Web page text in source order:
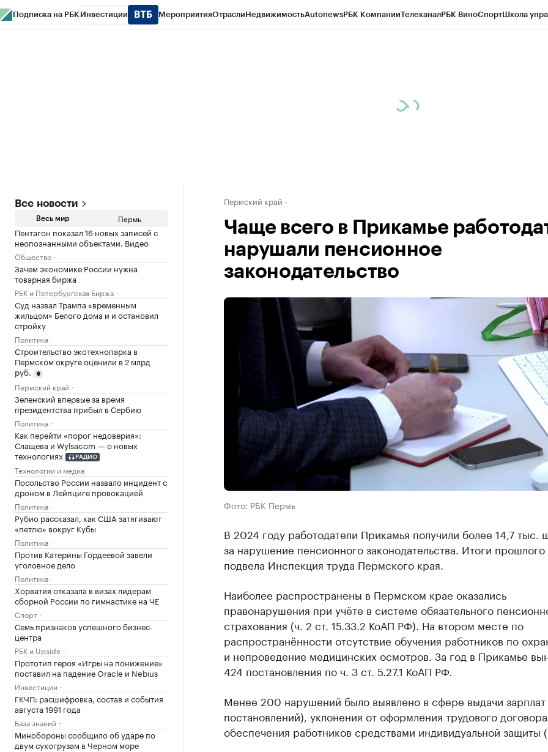
Подписка на РБК Инвестиции МероприятияОтраслиНедвижимостьAutonewsРБК КомпанииТелеканалРБК ВиноСпортШкола
Все новости
Весь мир Пермь
Пентагон показал 16 новых записей с
неопознанными объектами. Видео
Общество
Зачем экономике России нужна
товарная биржа
РБК и Петербургская Биржа
Суд назвал Трампа «временным
жильцом» Белого дома и и остановил
стройку
Политика
Строительство экотехнопарка в
Пермском округе оценили в 2 млрд
руб.
Пермский край
Зеленский впервые за время
президентства прибыл в Сербию
Политика
Как перейти «порог недоверия»:
Слащева и Wylsacom — о новых
технологиях
РАДИО
Технологии и медиа
Посольство России назвало инцидент с
дроном в Лейпциге провокацией
Политика
Рубио рассказал, как США затягивают
«петлю» вокруг Кубы
Политика
Против Катерины Гордеевой завели
уголовное дело
Политика
Хорватия отказала в визах лидерам
сборной России по гимнастике на ЧЕ
Спорт
Семь признаков успешного бизнес-
центра
РБК и Upside
Прототип героя «Игры на понижение»
поставил на падение Oracle и Nebius
Инвестиции
ГКЧП: расшифровка, состав и события
августа 1991 года
База знаний
Минобороны сообщило об ударе по
двум сухогрузам в Черном море
Пермский край
Чаще всего в Прикамье
нарушали пенсионное
законодательство
Фото: РБК Пермь
В 2024 году работодатели Прикамья получили более 14,7 тыс.
за нарушение пенсионного законодательства. Итоги прошлого
подвела Инспекция труда Пермского края.
Наиболее распространены в Пермском крае оказались
правонарушения при учёте в системе обязательного
страхования (ч. 2 ст. 15.33.2 КоАП РФ). На втором месте по
распространённости отсутствие обучения работников по
и непроведение медицинских осмотров. За год в Прикамье
424 постановления по ч. 3 ст. 5.27.1 КоАП РФ.
Менее 200 нарушений было выявлено в сфере выдачи зарплат
постановлений), уклонения от оформления трудового
обеспечения работников средствами индивидуальной защиты